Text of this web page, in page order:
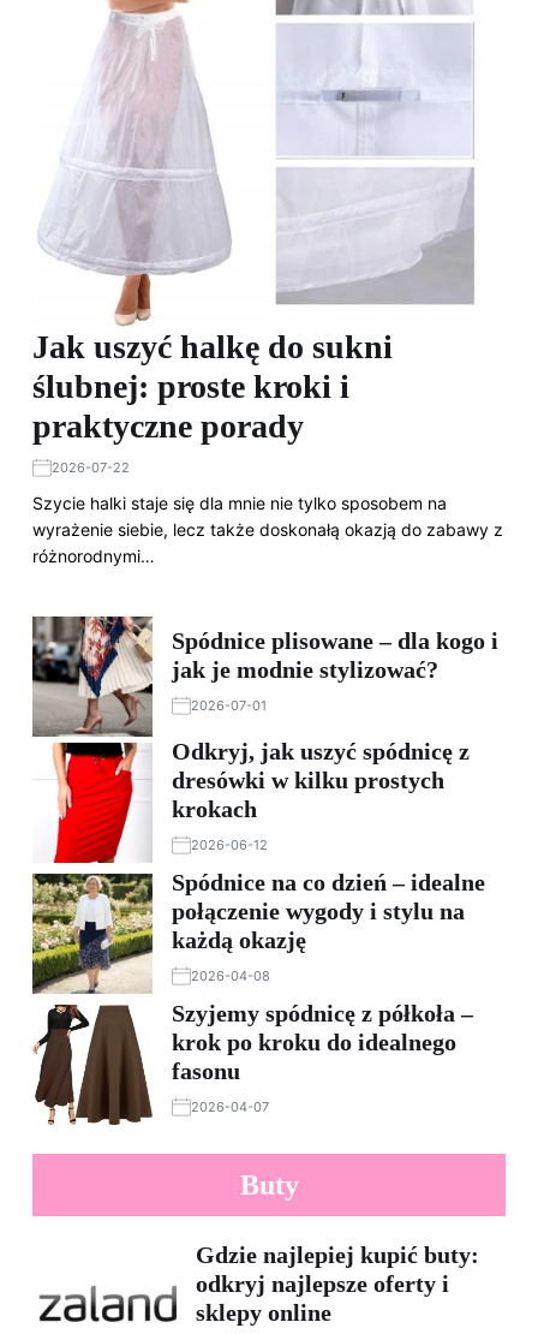
Jak uszyć halkę do sukni
ślubnej: proste kroki i
praktyczne porady
2026-07-22
Szycie halki staje się dla mnie nie tylko sposobem na
wyrażenie siebie, lecz także doskonałą okazją do zabawy z
różnorodnymi…
Spódnice plisowane – dla kogo i
jak je modnie stylizować?
2026-07-01
Odkryj, jak uszyć spódnicę z
dresówki w kilku prostych
krokach
2026-06-12
Spódnice na co dzień – idealne
połączenie wygody i stylu na
każdą okazję
2026-04-08
Szyjemy spódnicę z półkoła –
krok po kroku do idealnego
fasonu
2026-04-07
Buty
Gdzie najlepiej kupić buty:
odkryj najlepsze oferty i
sklepy online